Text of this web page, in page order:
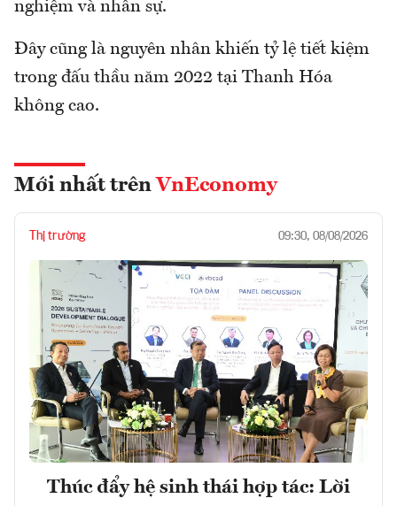
nghiệm và nhân sự.
Đây cũng là nguyên nhân khiến tỷ lệ tiết kiệm
trong đấu thầu năm 2022 tại Thanh Hóa
không cao.
Mới nhất trên VnEconomy
Thị trường 09:30, 08/08/2026
Thúc đẩy hệ sinh thái hợp tác: Lời